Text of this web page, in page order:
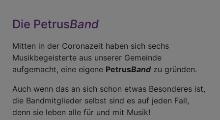
Die PetrusBand
Mitten in der Coronazeit haben sich sechs
Musikbegeisterte aus unserer Gemeinde
aufgemacht, eine eigene PetrusBand zu gründen.
Auch wenn das an sich schon etwas Besonderes ist,
die Bandmitglieder selbst sind es auf jeden Fall,
denn sie leben alle für und mit Musik!